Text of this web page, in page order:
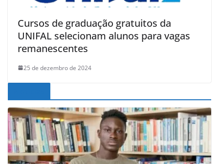
Cursos de graduação gratuitos da
UNIFAL selecionam alunos para vagas
remanescentes
25 de dezembro de 2024